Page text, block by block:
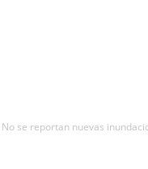
No se reportan nuevas